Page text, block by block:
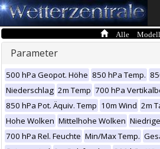
Alle
Parameter
500 hPa Geopot. Höhe 850 hPa Temp.
Niederschlag 2m Temp 700 hPa
850 hPa Pot. Äquiv. Temp 10m Wind 2m
Hohe Wolken Mittelhohe Wolken
700 hPa Rel. Feuchte Min/Max Temp.